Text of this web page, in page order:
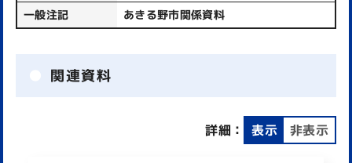
一般注記
あきる野市関係資料
関連資料
詳細： 表示 非表示